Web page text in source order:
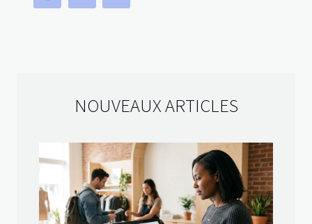
NOUVEAUX ARTICLES